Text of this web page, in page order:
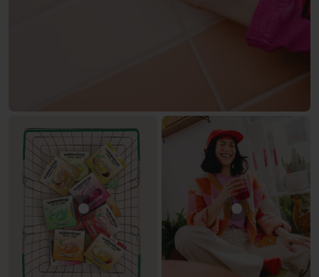
Mostra prodotto Set 30 Giorni di Idratazione
Mostra